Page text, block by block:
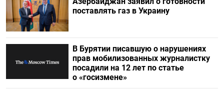
поставлять газ в Украину
В Бурятии писавшую о нарушениях
прав мобилизованных журналистку
посадили на 12 лет по статье
о «госизмене»